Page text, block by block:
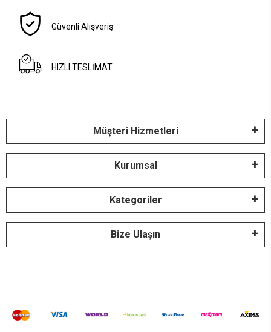
Güvenli Alışveriş
HIZLI TESLİMAT
Müşteri Hizmetleri
Kurumsal
Kategoriler
Bize Ulaşın